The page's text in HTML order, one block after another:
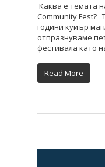
Каква е темата
Community Fest?
години куиър
отпразнуваме
фестивала като
Read More